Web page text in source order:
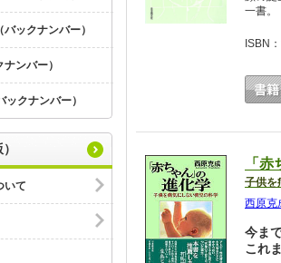
ックナンバー）
ンバー）
ックナンバー）
いて
一書。
ISBN
「
子供を
西原克
今ま
これ